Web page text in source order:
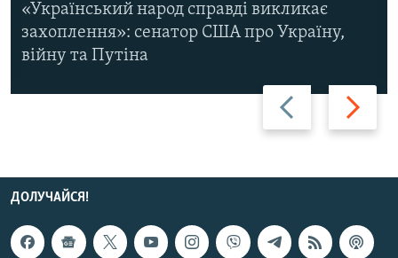
Назад Вперед
«Український народ справді викликає
захоплення»: сенатор США про Україну,
війну та Путіна
ДОЛУЧАЙСЯ!